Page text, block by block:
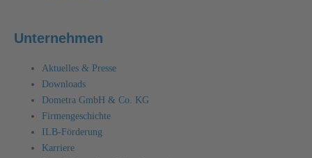
Unternehmen
Aktuelles & Presse
Downloads
Dometra GmbH & Co. KG
Firmengeschichte
ILB-Förderung
Karriere